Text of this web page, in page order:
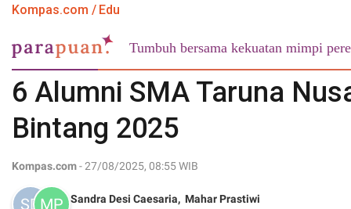
Kompas.com Edu
Tumbuh bersama kekuatan mimpi
6 Alumni SMA Taruna
Bintang 2025
Kompas.com- 27/08/2025, 08:55 WIB
Sandra Desi Caesaria, Mahar Prastiwi